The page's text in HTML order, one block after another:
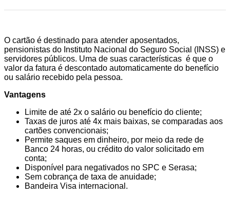
O cartão é destinado para atender aposentados,
pensionistas do Instituto Nacional do Seguro Social (INSS) e
servidores públicos. Uma de suas características é que o
valor da fatura é descontado automaticamente do benefício
ou salário recebido pela pessoa.
Vantagens
Limite de até 2x o salário ou benefício do cliente;
Taxas de juros até 4x mais baixas, se comparadas aos
cartões convencionais;
Permite saques em dinheiro, por meio da rede de
Banco 24 horas, ou crédito do valor solicitado em
conta;
Disponível para negativados no SPC e Serasa;
Sem cobrança de taxa de anuidade;
Bandeira Visa internacional.